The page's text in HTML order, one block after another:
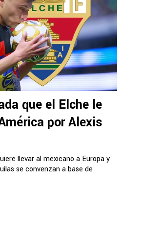
que el Elche le
por Alexis
llevar al mexicano a Europa y
se convenzan a base de